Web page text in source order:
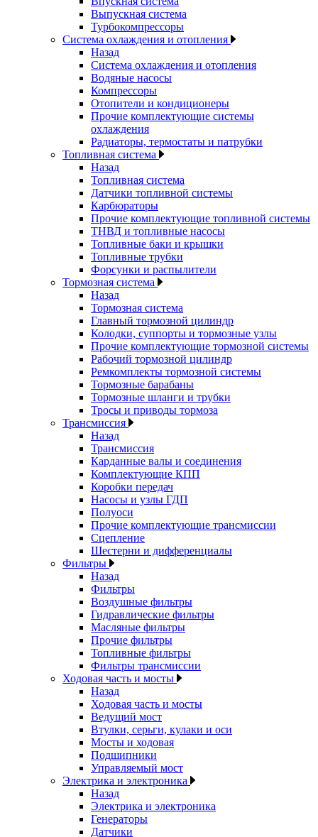
Выпускная система
Турбокомпрессоры
Система охлаждения и отопления
Назад
Система охлаждения и отопления
Водяные насосы
Компрессоры
Отопители и кондиционеры
Прочие комплектующие системы
охлаждения
Радиаторы, термостаты и патрубки
Топливная система
Назад
Топливная система
Датчики топливной системы
Карбюраторы
Прочие комплектующие топливной системы
ТНВД и топливные насосы
Топливные баки и крышки
Топливные трубки
Форсунки и распылители
Тормозная система
Назад
Тормозная система
Главный тормозной цилиндр
Колодки, суппорты и тормозные узлы
Прочие комплектующие тормозной системы
Рабочий тормозной цилиндр
Ремкомплекты тормозной системы
Тормозные барабаны
Тормозные шланги и трубки
Тросы и приводы тормоза
Трансмиссия
Назад
Трансмиссия
Карданные валы и соединения
Комплектующие КПП
Коробки передач
Насосы и узлы ГДП
Полуоси
Прочие комплектующие трансмиссии
Сцепление
Шестерни и дифференциалы
Фильтры
Назад
Фильтры
Воздушные фильтры
Гидравлические фильтры
Масляные фильтры
Прочие фильтры
Топливные фильтры
Фильтры трансмиссии
Ходовая часть и мосты
Назад
Ходовая часть и мосты
Ведущий мост
Втулки, серьги, кулаки и оси
Мосты и ходовая
Подшипники
Управляемый мост
Электрика и электроника
Назад
Электрика и электроника
Генераторы
Датчики